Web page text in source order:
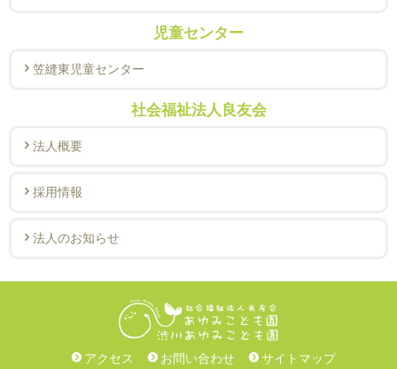
児童センター
笠縫東児童センター
社会福祉法人良友会
法人概要
採用情報
法人のお知らせ
アクセス お問い合わせ サイトマップ